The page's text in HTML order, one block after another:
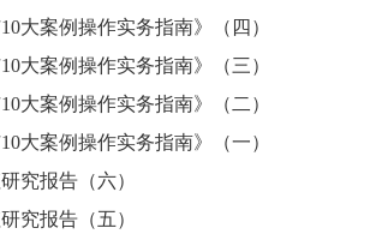
大案例操作实务指南》（四）
大案例操作实务指南》（三）
大案例操作实务指南》（二）
大案例操作实务指南》（一）
究报告（六）
究报告（五）